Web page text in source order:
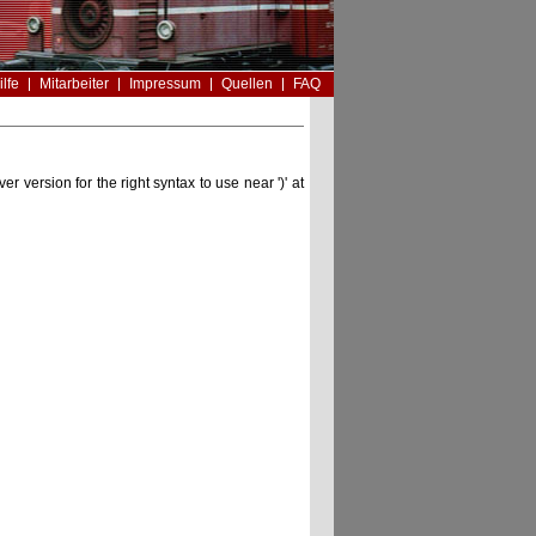
Mitarbeiter Impressum Quellen FAQ
version for the right syntax to use near ')' at